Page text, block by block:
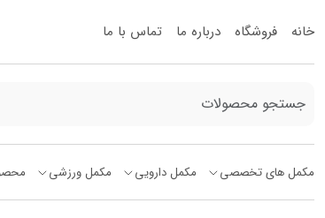
خانه فروشگاه درباره ما تماس با ما
مکمل های تخصصی مکمل دارویی مکمل ورزشی